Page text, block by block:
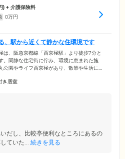
) + 介護保険料
0万円
、駅から近くて静かな住環境です
は、阪急京都線「西京極駅」より徒歩7分と
。閑静な住宅街に佇み、環境に恵まれた施
公園やライフ西京極があり、散策や生活に
た玄関やエントランスは明るくて清潔感
き居室
だし、比較亭便利なところにあるの
ていた... 続きを見る